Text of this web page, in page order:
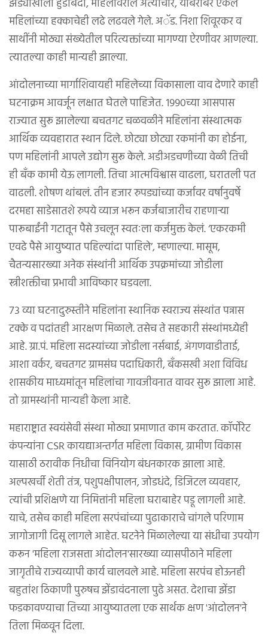
झेंड्याखाली हुंडाबंदी, महिलांवरील अत्याचार, याबरोबर एकल
महिलांच्या हक्काचेही लढे लढवले गेले. अॅड. निशा शिवूरकर व
साथींनी मोठ्या संख्येतील परित्यक्तांच्या मागण्या ऐरणीवर आणल्या.
त्यातल्या काही मान्यही झाल्या.
आंदोलनाच्या मार्गाशिवायही महिलेच्या विकासाला वाव देणारे काही
घटनाक्रम आवर्जून लक्षात घेतले पाहिजेत. १९९०च्या आसपास
राज्यात सुरू झालेल्या बचतगट चळवळीने महिलांना संस्थात्मक
आर्थिक व्यवहारात स्थान दिले. छोट्या छोट्या रकमांनी का होईना,
पण महिलांनी आपले उद्योग सुरू केले. अडीअडचणीच्या वेळी तिची
ही बँक कामी येऊ लागली. तिचा आत्मविश्वास वाढला, घरातली पत
वाढली. शोषण थांबलं. तीन हजार रुपड्यांच्या कर्जावर वर्षानुवर्षे
दरमहा साडेसातशे रुपये व्याज भरून कर्जबाजारीच राहणाऱ्या
पारूबाईंनी गटातून पैसे उचलून स्वतःला कर्जमुक्त केलं. ‘एकरकमी
एवढे पैसे आयुष्यात पहिल्यांदा पाहिले’, म्हणाल्या. मासूम,
चैतन्यसारख्या अनेक संस्थांनी आर्थिक उपक्रमांच्या जोडीला
स्त्रीशक्तीचा प्रभावी आविष्कार घडवला.
७३ व्या घटनादुरुस्तीने महिलांना स्थानिक स्वराज्य संस्थांत पन्नास
टक्के व पदांतही आरक्षण मिळाले. तसेच ते सहकारी संस्थांमध्येही
आहे. ग्रा.पं. महिला सदस्यांच्या जोडीला नर्सबाई, अंगणवाडीताई,
आशा वर्कर, बचतगट ग्रामसंघ पदाधिकारी, बँकसखी अशा विविध
शासकीय माध्यमांतून महिलांचा गावजीवनात वावर सुरू झाला आहे.
तो ग्रामस्थांनी मान्यही केला आहे.
महाराष्ट्रात स्वयंसेवी संस्था मोठ्या प्रमाणात काम करतात. कॉर्पोरेट
कंपन्यांना CSR कायद्याअन्तर्गत महिला विकास, ग्रामीण विकास
यासाठी ठरावीक निधीचा विनियोग बंधनकारक झाला आहे.
अल्पखर्ची शेती तंत्र, पशुपक्षीपालन, जोडधंदे, डिजिटल व्यवहार,
त्यांची प्रशिक्षणे या निमित्तांनी महिला घराबाहेर पडू लागली आहे.
याचे, तसेच काही महिला सरपंचांच्या पुढाकाराचे चांगले परिणाम
जागोजागी दिसू लागले आहेत. घटनेने मिळालेल्या या संधीचा उपयोग
करून 'महिला राजसत्ता आंदोलन'सारख्या व्यासपीठाने महिला
जागृतीचे राज्यव्यापी कार्य चालवले आहे. महिला सरपंच होऊनही
बहुतांश ठिकाणी पुरुषच झेंडावंदनाला पुढे असत. देशाचा झेंडा
फडकावण्याचा तिच्या आयुष्यातला एक सार्थक क्षण 'आंदोलन'ने
तिला मिळवून दिला.